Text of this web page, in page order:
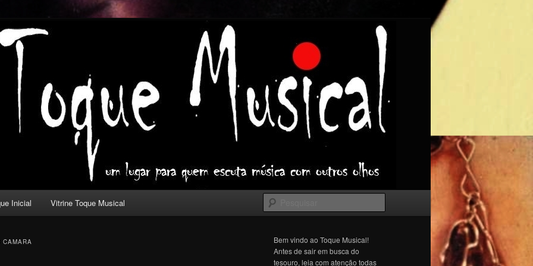
com outros olhos.
Inicial Vitrine Toque Musical
Bem vindo ao Toque Musical!
Antes de sair em busca do
tesouro, leia com atenção todas